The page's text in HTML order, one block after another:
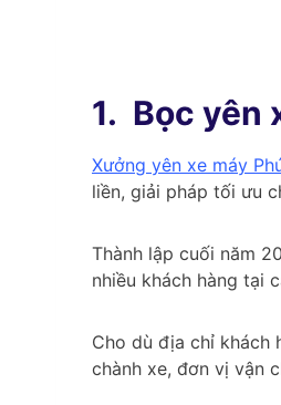
1. Bọc yên
Xưởng yên xe máy
liền, giải pháp tối ưu
Thành lập cuối năm
nhiều khách hàng tại
Cho dù địa chỉ khách
chành xe, đơn vị vận